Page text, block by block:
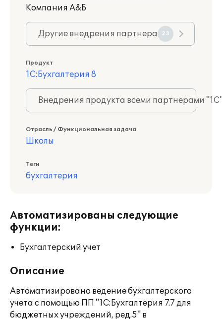
Компания А&Б
Другие внедрения партнера 23
Продукт
1С:Бухгалтерия 8
Внедрения продукта всеми партнерами
Отрасль / Функциональная задача
Школы
Теги
бухгалтерия
Автоматизированы следующие
функции:
Бухгалтерский учет
Описание
Автоматизировано ведение бухгалтерского
учета с помощью ПП "1С:Бухгалтерия 7.7 для
бюджетных учреждений, ред.5" в